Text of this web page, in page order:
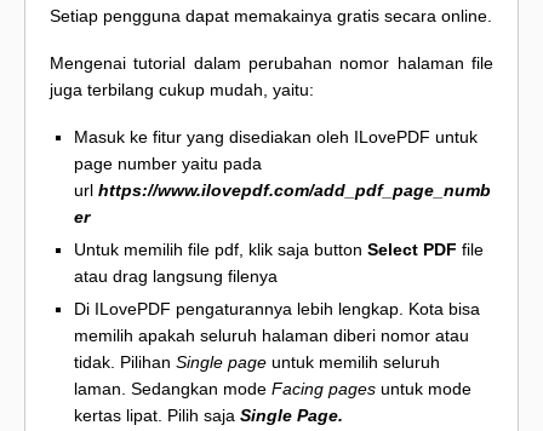
Setiap pengguna dapat memakainya gratis secara online.
Mengenai tutorial dalam perubahan nomor halaman file
juga terbilang cukup mudah, yaitu:
Masuk ke fitur yang disediakan oleh ILovePDF untuk
page number yaitu pada
url https://www.ilovepdf.com/add_pdf_page_numb
er
Untuk memilih file pdf, klik saja button Select PDF file
atau drag langsung filenya
Di ILovePDF pengaturannya lebih lengkap. Kota bisa
memilih apakah seluruh halaman diberi nomor atau
tidak. Pilihan Single page untuk memilih seluruh
laman. Sedangkan mode Facing pages untuk mode
kertas lipat. Pilih saja Single Page.